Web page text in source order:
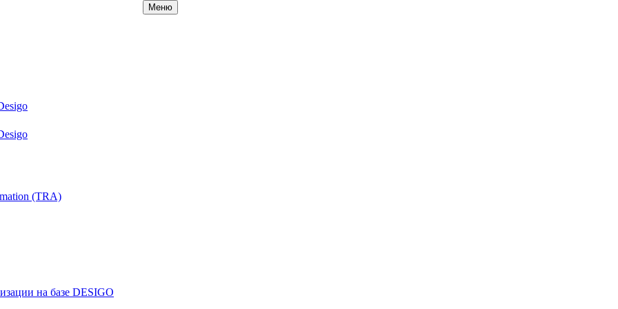
Меню
на базе DESIGO
(TRA)